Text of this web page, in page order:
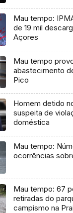
Mau tempo:
de 19 mil
Açores
Mau tempo
abastecimento
Pico
Homem detido
suspeita de
doméstica
Mau tempo:
ocorrências
Mau tempo: 67
retiradas do
campismo na